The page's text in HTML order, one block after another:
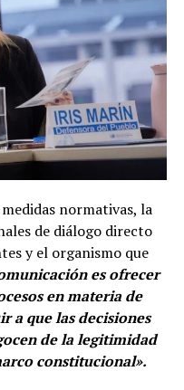
normativas, la
de diálogo directo
y el organismo que
es ofrecer
en materia de
a que las decisiones
de la legitimidad
constitucional».